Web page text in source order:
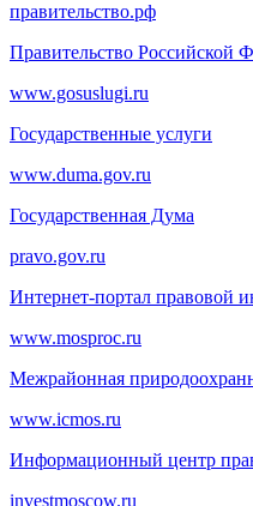
правительство.рф
Правительство Российской
www.gosuslugi.ru
Государственные услуги
www.duma.gov.ru
Государственная Дума
pravo.gov.ru
Интернет-портал правовой
www.mosproc.ru
Межрайонная
www.icmos.ru
Информационный центр
investmoscow.ru